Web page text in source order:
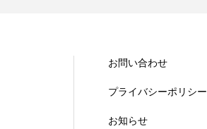
お問い合わせ
プライバシーポリシー
お知らせ